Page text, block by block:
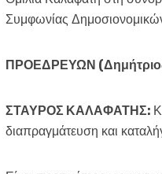
Συμφωνίας
ΠΡΟΕΔΡΕΥΩΝ
ΣΤΑΥΡΟΣ ΚΑΛΑΦΑΤΗΣ:
διαπραγμάτευση και